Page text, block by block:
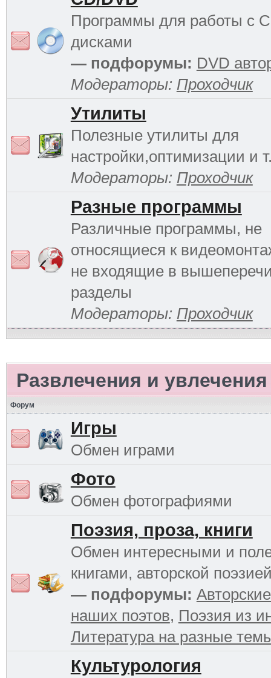
Программы для работы с
дисками
— подфорумы: DVD
Модераторы: Проходчик
Утилиты
Полезные утилиты для
настройки,оптимизации и
Модераторы: Проходчик
Разные программы
Различные программы, не
относящиеся к
не входящие в
разделы
Модераторы: Проходчик
Развлечения и увлечения
Форум
Игры
Обмен играми
Фото
Обмен фотографиями
Поэзия, проза, книги
Обмен интересными и
книгами, авторской
— подфорумы:
наших поэтов, Поэзия из
Литература на разные
Культурология